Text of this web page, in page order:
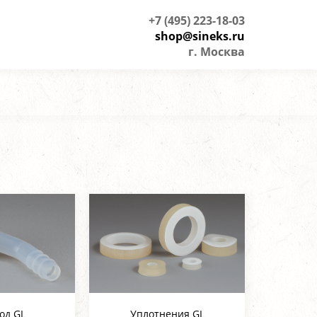
+7 (495) 223-18-03
shop@sineks.ru
г. Москва
GL Уплотнения GL